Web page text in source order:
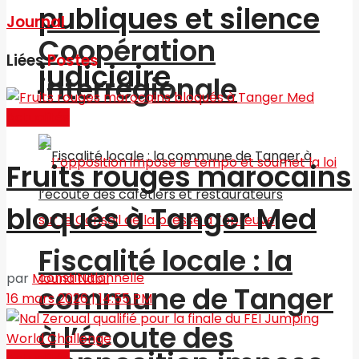
Coopération
interrégionale
Fiscalité locale : la
commune de Tanger
à l’écoute des
publiques et silence
judiciaire
Journal
LiéesPostes
Fruits rouges marocains
bloqués à Tanger Med
par Mouna Nabil
16 mars 2026 | 14:55 PM